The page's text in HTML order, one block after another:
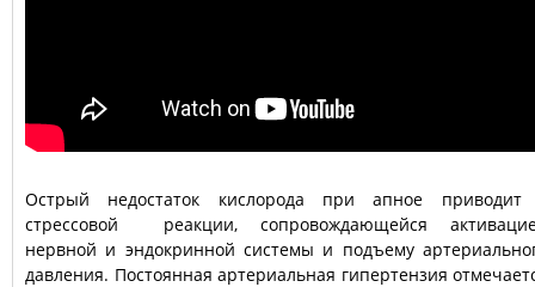
Острый недостаток кислорода при апное приводит
стрессовой реакции, сопровождающейся
нервной и эндокринной системы и подъему
давления. Постоянная артериальная гипертензия